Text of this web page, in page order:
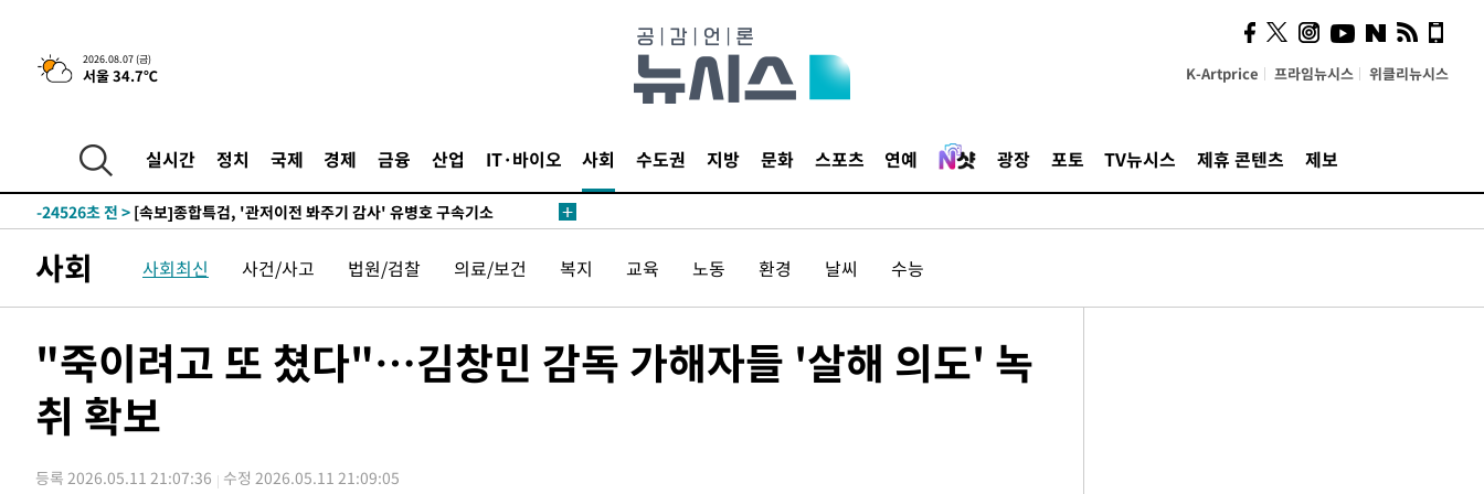
2026.08.07 (금)
서울 34.7℃ K-Artprice 프라임뉴시스 위클리뉴시스
실시간 정치 국제 경제 금융 산업 IT·바이오 사회 수도권 지방 문화 스포츠 연예 광장 포토 TV뉴시스 제휴 콘텐츠 제보
-3462초 전 >[속보] 뉴욕증시, 일제 하락 마감…나스닥 0.06%↓
-27500초 전 >
25.3%↑
-24660초 전 >
[속보]'채상병 순직 책임' 임성근, 항소심도 징역 3년
-24526초 전 > [속보]종합특검, '관저이전 봐주기 감사' 유병호 구속기소
-21126초 전 >민주 콩고 에볼라환자 4천명 돌파, 4053명 발생 1850명 사망
-20376초 전 >
[속보]'300억원대 사기 혐의' 차가원 대표 구속 송치
-17964초 전 >
[속보]합수본, '투표율 허위 입력' 중앙·서울·경기도 선관위 등 9곳
압수수색
-17719초 전 >[속보]원·달러 환율, 오전 9시 1423.8원
-17515초 전 >[속보]삼성전자·SK하이닉스 동반 강보합…1%대 상승 출발
-17469초 전 >[속보]코스피, 6300선 재탈환…1.09% 오른 6365.07 개장
사회 사회최신 사건/사고 법원/검찰 의료/보건 복지 교육 노동 환경 날씨 수능
"죽이려고 또 쳤다"…김창민 감독 가해자들 '살해 의도' 녹
취 확보
등록 2026.05.11 21:07:36 수정 2026.05.11 21:09:05